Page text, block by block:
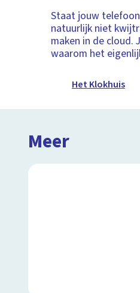
Staat jouw
natuurlijk niet
maken in de
waarom het
Het Klokhuis
Meer